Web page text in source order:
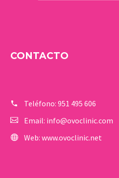
CONTACTO
Teléfono: 951 495 606
Email: info@ovoclinic.com
Web: www.ovoclinic.net